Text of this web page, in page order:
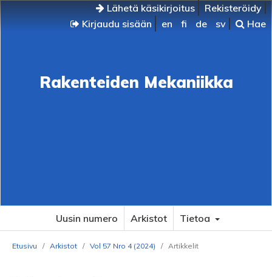
Lähetä käsikirjoitus
Rekisteröidy
Kirjaudu sisään
en fi de sv Hae
Rakenteiden Mekaniikka
Uusin numero Arkistot Tietoa
Etusivu / Arkistot / Vol 57 Nro 4 (2024) / Artikkelit